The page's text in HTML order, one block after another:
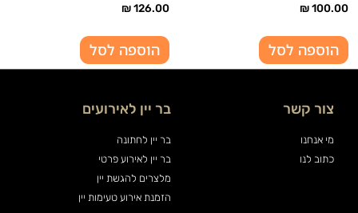
₪100.00
הוספה לסל
₪126.00
הוספה לסל
צור קשר
מי אנחנו
כתוב לנו
בר יין לאירועים
בר יין לחתונה
בר יין לאירוע פרטי
מלצרים להגשת יין
הזמנת אירוע טעימות יין